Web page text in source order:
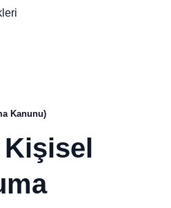
Kanunu)
Kişisel